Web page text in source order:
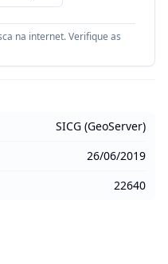
na internet. Verifique as
SICG (GeoServer)
26/06/2019
22640